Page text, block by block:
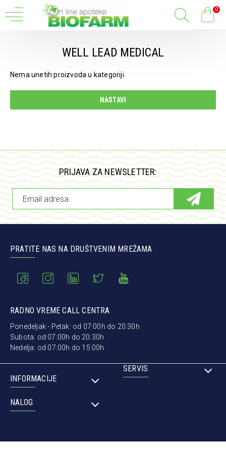
0
WELL LEAD MEDICAL
Nema unetih proizvoda u kategoriji.
NASTAVI
PRIJAVA ZA NEWSLETTER:
PRATITE NAS NA DRUŠTVENIM MREŽAMA
RADNO VREME CALL CENTRA
Ponedeljak - Petak: od 07:00h do 20:30h
Subota: od 07:00h do 20:30h
Nedelja: od 07:00h do 15:00h
INFORMACIJE
SERVIS
NALOG